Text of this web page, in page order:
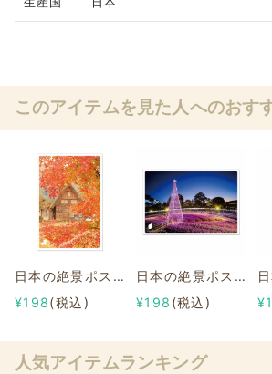
このアイテムを見た人へのおす
日本の絶景ポストカード ～秋～ 白川郷/岐阜
¥198(税込)
日本の絶景ポストカード ～冬～ 冬のあしかがフラワーパーク/栃木
¥198 (税込)
人気アイテムランキング